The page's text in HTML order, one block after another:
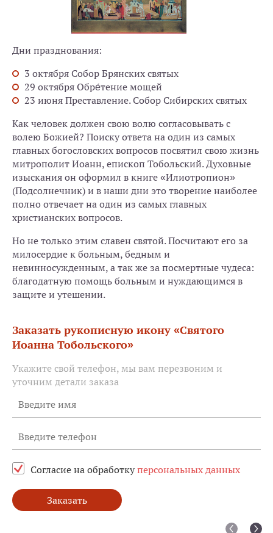
Дни празднования:
3 октября Собор Брянских святых
29 октября Обре́тение мощей
23 июня Преставление. Собор Сибирских святых
Как человек должен свою волю согласовывать с
волею Божией? Поиску ответа на один из самых
главных богословских вопросов посвятил свою жизнь
митрополит Иоанн, епископ Тобольский. Духовные
изыскания он оформил в книге «Илиотропион»
(Подсолнечник) и в наши дни это творение наиболее
полно отвечает на один из самых главных
христианских вопросов.
Но не только этим славен святой. Посчитают его за
милосердие к больным, бедным и
невинносужденным, а так же за посмертные чудеса:
благодатную помощь больным и нуждающимся в
защите и утешении.
Заказать рукописную икону «Святого
Иоанна Тобольского»
Укажите свой телефон, мы вам перезвоним и
уточним детали заказа
Согласие на обработкуперсональных данных
Заказать